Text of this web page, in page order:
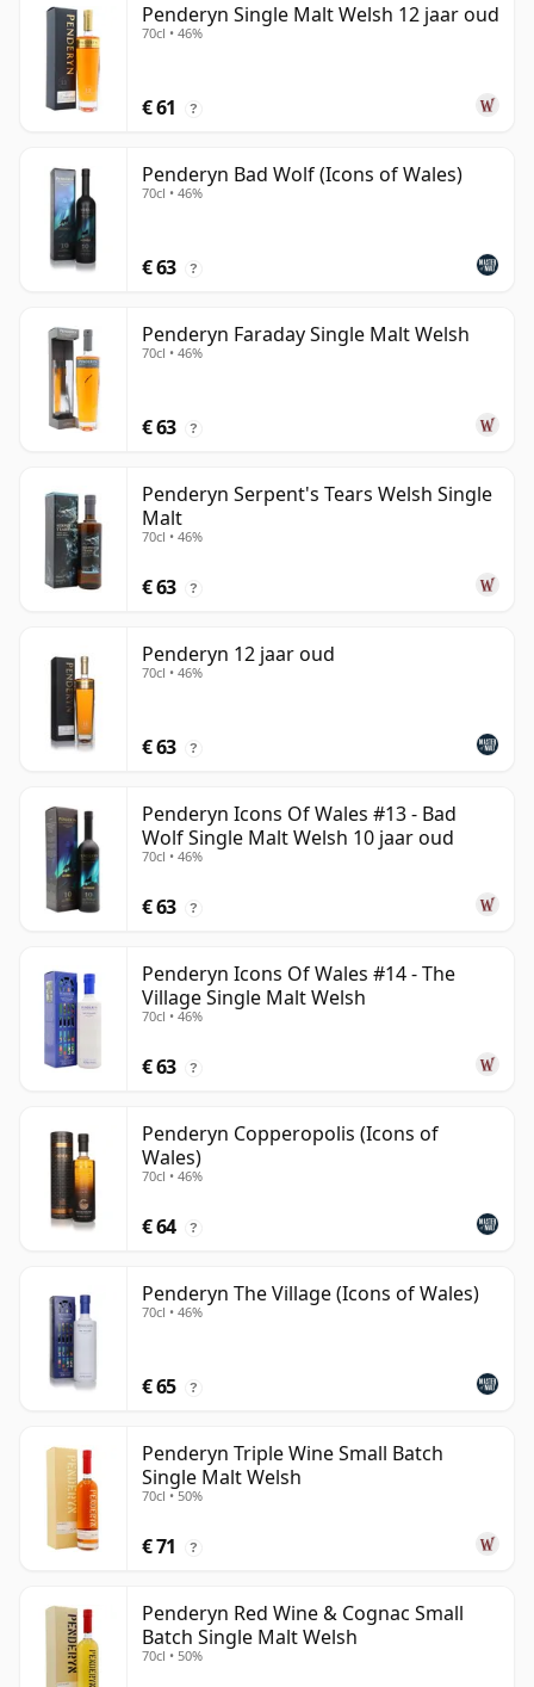
Penderyn Single Malt Welsh 12 jaar oud
70cl • 46%
€ 61 ?
Penderyn Bad Wolf (Icons of Wales)
70cl • 46%
€ 63 ?
Penderyn Faraday Single Malt Welsh
70cl • 46%
€ 63 ?
Penderyn Serpent's Tears Welsh Single
Malt
70cl • 46%
€ 63 ?
Penderyn 12 jaar oud
70cl • 46%
€ 63 ?
Penderyn Icons Of Wales #13 - Bad
Wolf Single Malt Welsh 10 jaar oud
70cl • 46%
€ 63 ?
Penderyn Icons Of Wales #14 - The
Village Single Malt Welsh
70cl • 46%
€ 63 ?
Penderyn Copperopolis (Icons of
Wales)
70cl • 46%
€ 64 ?
Penderyn The Village (Icons of Wales)
70cl • 46%
€ 65 ?
Penderyn Triple Wine Small Batch
Single Malt Welsh
70cl • 50%
€ 71 ?
Penderyn Red Wine & Cognac Small
Batch Single Malt Welsh
70cl • 50%